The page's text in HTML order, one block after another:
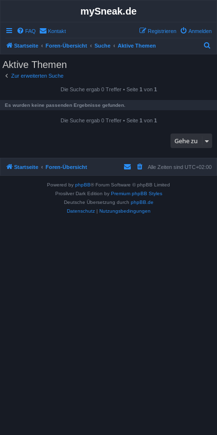
mySneak.de
FAQ Kontakt Anmelden
Registrieren
Startseite Foren-Übersicht Suche Aktive Themen
Aktive Themen
Zur erweiterten Suche
Die Suche ergab 0 Treffer • Seite 1 von 1
Es wurden keine passenden Ergebnisse gefunden.
Die Suche ergab 0 Treffer • Seite 1 von 1
Gehe zu
Startseite Foren-Übersicht Alle Zeiten sind UTC+02:00
Powered by phpBB® Forum Software © phpBB Limited
Prosilver Dark Edition by Premium phpBB Styles
Deutsche Übersetzung durch phpBB.de
Datenschutz| Nutzungsbedingungen